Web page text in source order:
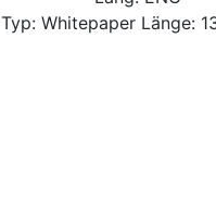
Typ: Whitepaper Länge: